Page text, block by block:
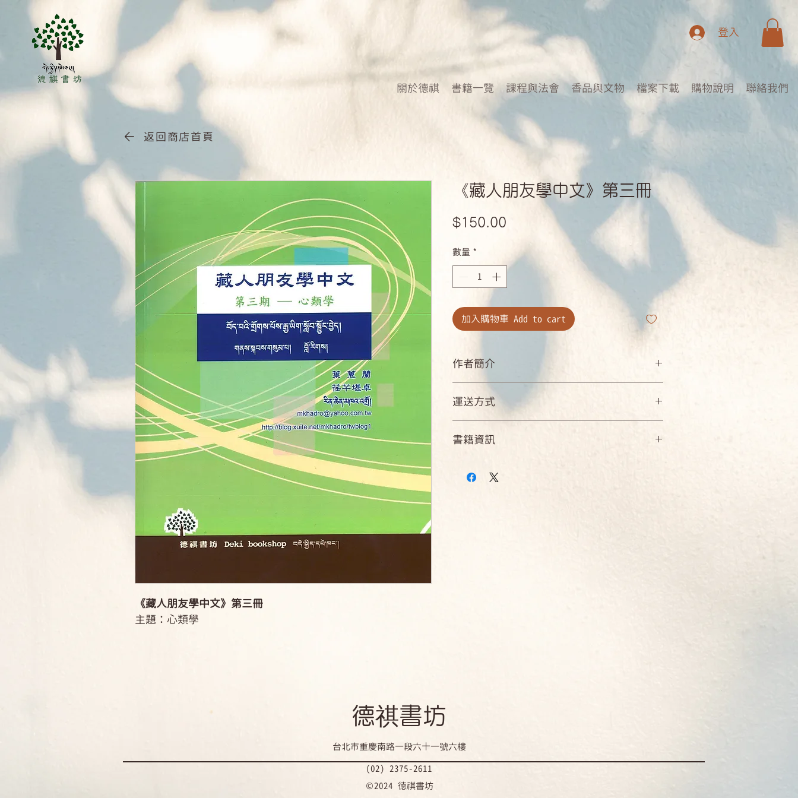
登入
關於德祺 書籍一覽 課程與法會 香品與文物 檔案下載 購物說明 聯絡我們
返回商店首頁
《藏人朋友學中文》第三冊
主題：心類學
《藏人朋友學中文》第三冊
$150.00
數量 *
加入購物車 Add to cart
作者簡介
現職：法光佛學院藏文老師
運送方式
國內店到店可取貨商店：7-11。 全家
書籍資訊
​德祺書坊
台北市重慶南路一段六十一號六樓
(02) 2375-2611
©2024 徳祺書坊